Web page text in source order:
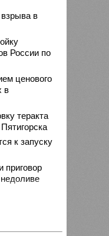
в
России по
ценового
в
теракта
к запуску
приговор
в
году
о